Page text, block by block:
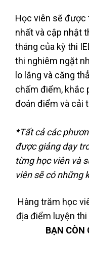
Học viên sẽ được
nhất và cập nhật
tháng của kỳ thi
thi nghiêm ngặt
lo lắng và căng
chấm điểm, khắc
đoán điểm và cải
*Tất cả các
được giảng dạy
từng học viên và
viên sẽ có những
Hàng trăm học
địa điểm luyện
BẠN CÒN